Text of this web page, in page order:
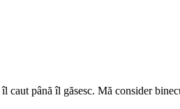
până îl găsesc. Mă consider